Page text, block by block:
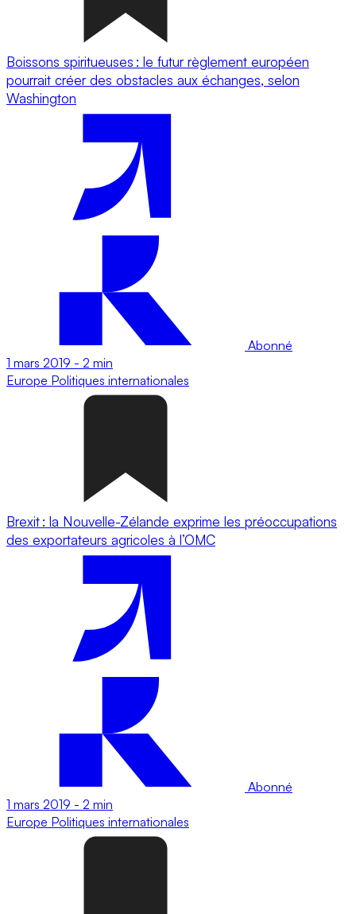
Boissons spiritueuses : le futur règlement européen
pourrait créer des obstacles aux échanges, selon
Washington
Abonné
1 mars 2019 - 2 min
Europe Politiques internationales
Brexit : la Nouvelle-Zélande exprime les préoccupations
des exportateurs agricoles à l’OMC
Abonné
1 mars 2019 - 2 min
Europe Politiques internationales